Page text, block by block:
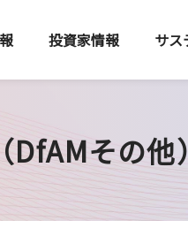
投資家情報 サス
その他）